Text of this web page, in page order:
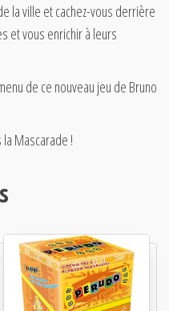
la ville et cachez-vous derrière
et vous enrichir à leurs
de ce nouveau jeu de Bruno
Mascarade !